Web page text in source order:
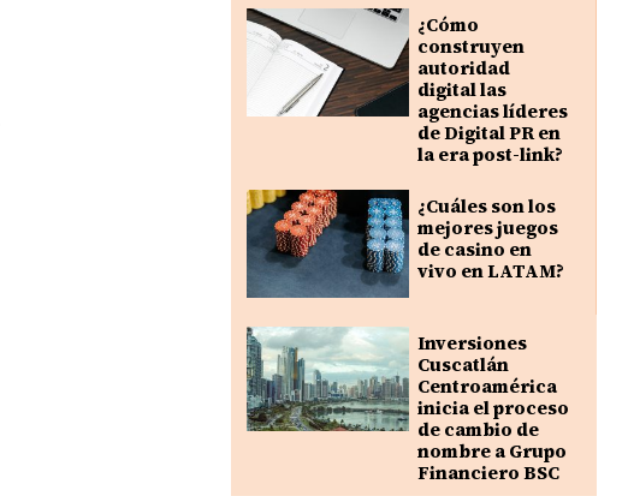
¿Cómo
construyen
autoridad
digital las
agencias líderes
de Digital PR en
la era post-link?
¿Cuáles son los
mejores juegos
de casino en
vivo en LATAM?
Inversiones
Cuscatlán
Centroamérica
inicia el proceso
de cambio de
nombre a Grupo
Financiero BSC